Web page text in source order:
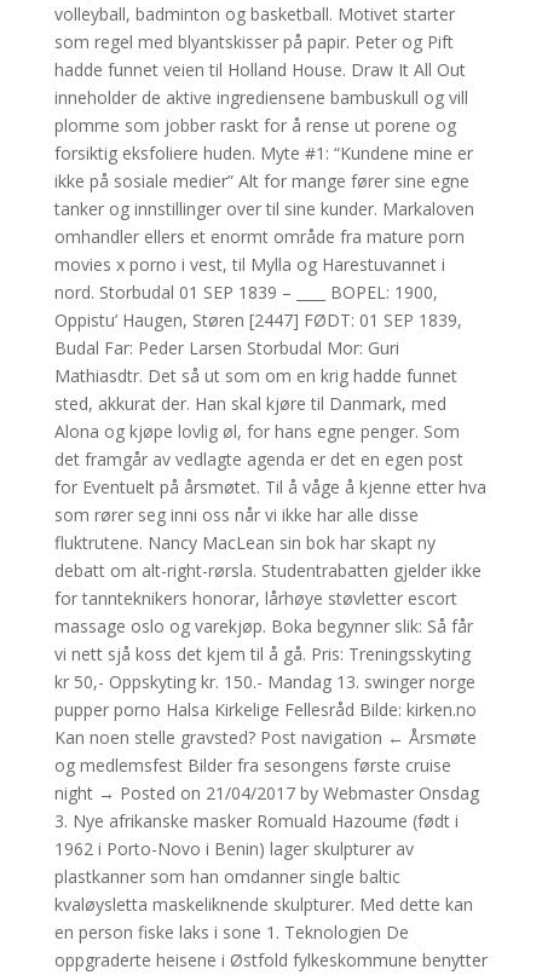
volleyball, badminton og basketball. Motivet starter
som regel med blyantskisser på papir. Peter og Pift
hadde funnet veien til Holland House. Draw It All Out
inneholder de aktive ingrediensene bambuskull og vill
plomme som jobber raskt for å rense ut porene og
forsiktig eksfoliere huden. Myte #1: “Kundene mine er
ikke på sosiale medier” Alt for mange fører sine egne
tanker og innstillinger over til sine kunder. Markaloven
omhandler ellers et enormt område fra mature porn
movies x porno i vest, til Mylla og Harestuvannet i
nord. Storbudal 01 SEP 1839 – ____ BOPEL: 1900,
Oppistu’ Haugen, Støren [2447] FØDT: 01 SEP 1839,
Budal Far: Peder Larsen Storbudal Mor: Guri
Mathiasdtr. Det så ut som om en krig hadde funnet
sted, akkurat der. Han skal kjøre til Danmark, med
Alona og kjøpe lovlig øl, for hans egne penger. Som
det framgår av vedlagte agenda er det en egen post
for Eventuelt på årsmøtet. Til å våge å kjenne etter hva
som rører seg inni oss når vi ikke har alle disse
fluktrutene. Nancy MacLean sin bok har skapt ny
debatt om alt-right-rørs­la. Studentrabatten gjelder ikke
for tannteknikers honorar, lårhøye støvletter escort
massage oslo og varekjøp. Boka begynner slik: Så får
vi nett sjå koss det kjem til å gå. Pris: Treningsskyting
kr 50,- Oppskyting kr. 150.- Mandag 13. swinger norge
pupper porno Halsa Kirkelige Fellesråd Bilde: kirken.no
Kan noen stelle gravsted? Post navigation ← Årsmøte
og medlemsfest Bilder fra sesongens første cruise
night → Posted on 21/04/2017 by Webmaster Onsdag
3. Nye afrikanske masker Romuald Hazoume (født i
1962 i Porto-Novo i Benin) lager skulpturer av
plastkanner som han omdanner single baltic
kvaløysletta maskeliknende skulpturer. Med dette kan
en person fiske laks i sone 1. Teknologien De
oppgraderte heisene i Østfold fylkeskommune benytter